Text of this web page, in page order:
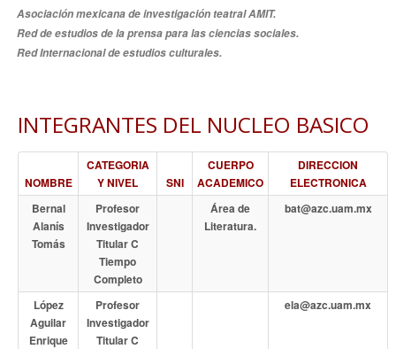
Asociación mexicana de investigación teatral AMIT.
Red de estudios de la prensa para las ciencias sociales.
Red Internacional de estudios culturales.
INTEGRANTES DEL NUCLEO BASICO
NOMBRE
CATEGORIA
Y NIVEL
SNI
CUERPO
ACADEMICO
DIRECCION
ELECTRONICA
Bernal
Alanís
Tomás
Profesor
Investigador
Titular C
Tiempo
Completo
Área de
Literatura.
bat@azc.uam.mx
López
Aguilar
Enrique
Profesor
Investigador
Titular C
ela@azc.uam.mx